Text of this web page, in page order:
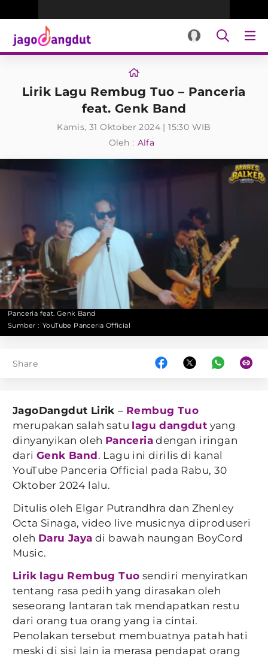
Lirik Lagu Rembug Tuo – Panceria
feat. Genk Band
Kamis, 31 Oktober 2024 | 15:30 WIB
Oleh : Alfa
Panceria feat. Genk Band
Sumber : YouTube Panceria Official
Share
JagoDangdut Lirik– Rembug Tuo
merupakan salah satu lagu dangdut yang
dinyanyikan oleh Panceria dengan iringan
dari Genk Band. Lagu ini dirilis di kanal
YouTube Panceria Official pada Rabu, 30
Oktober 2024 lalu.
Ditulis oleh Elgar Putrandhra dan Zhenley
Octa Sinaga, video live musicnya diproduseri
oleh Daru Jaya di bawah naungan BoyCord
Music.
Lirik lagu Rembug Tuo sendiri menyiratkan
tentang rasa pedih yang dirasakan oleh
seseorang lantaran tak mendapatkan restu
dari orang tua orang yang ia cintai.
Penolakan tersebut membuatnya patah hati
meski di sisi lain ia merasa pendapat orang